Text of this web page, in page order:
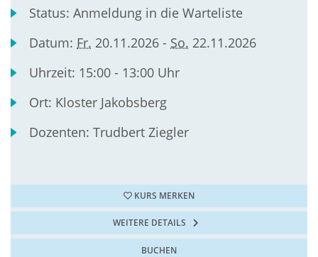
Status:Anmeldung in die Warteliste
Datum: Fr. 20.11.2026 - So. 22.11.2026
Uhrzeit: 15:00 - 13:00 Uhr
Ort: Kloster Jakobsberg
Dozenten:Trudbert Ziegler
KURS MERKEN
WEITERE DETAILS
BUCHEN